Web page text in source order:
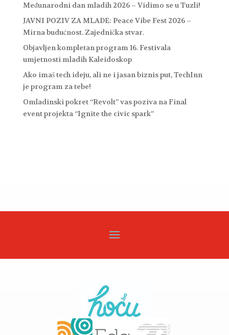
Međunarodni dan mladih 2026 – Vidimo se u Tuzli!
JAVNI POZIV ZA MLADE: Peace Vibe Fest 2026 –
Mirna budućnost. Zajednička stvar.
Objavljen kompletan program 16. Festivala
umjetnosti mladih Kaleidoskop
Ako imaš tech ideju, ali ne i jasan biznis put, TechInn
je program za tebe!
Omladinski pokret “Revolt” vas poziva na Final
event projekta “Ignite the civic spark”